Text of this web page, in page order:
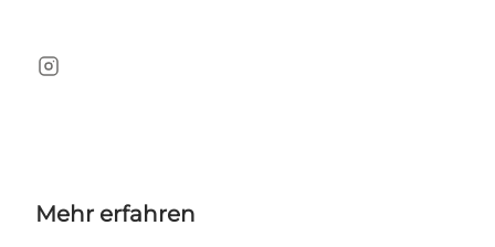
Instagram
Mehr erfahren